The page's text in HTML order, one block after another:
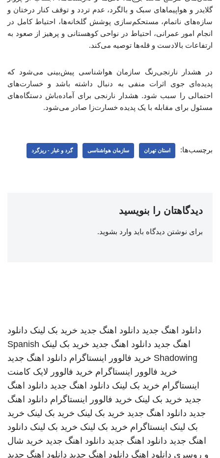
گلایدر و هواپیماهای سبک و بالگرد، عدم تردد و توقف کنار درختان و
سازه‌های ناتمام، مستحکم‌سازی پوشش گلخانه‌ها، احتیاط کامل در
انجام امور عمرانی، احتیاط در نواحی کوهستانی و پرهیز از صعود به
ارتفاعات بالادست و قله‌ها توصیه می‌کند.
در هشدار نارنجی‌رنگ سازمان هواشناسی پیش‌بینی می‌شود که
پدیده‌ای جوی اثرات منفی به دنبال داشته باشد و خسارت‌های
احتمالی را سبب شود. هشدار نارنجی برای آماده‌باش دستگاه‌های
مسئول برای مقابله با یک پدیده خسارت‌زا صادر می‌شود.
برچسب‌ها: استان تهران سازمان هواشناسی گرد و غبار - ریزگرد
دیدگاهتان را بنویسید
برای نوشتن دیدگاه باید وارد بشوید.
دانلود اهنگ جدید دانلود اهنگ جدید خرید بک لینک دانلود
اهنگ جدید دانلود اهنگ جدید خرید بک لینک Spanish
Shadowing خرید فالوور اینستاگرام دانلود اهنگ جدید
خرید فالوور اینستاگرام خرید فالوور لایک کامنت
اینستاگرام خرید بک لینک دانلود اهنگ جدید دانلود اهنگ
جدید خرید بک لینک خرید فالوور اینستاگرام دانلود اهنگ
جدید دانلود اهنگ جدید خرید بک لینک خرید بک لینک خرید
بک لینک اینستاگرام خرید بک لینک خرید بک لینک دانلود
اهنگ جدید دانلود اهنگ جدید دانلود اهنگ جدید خرید شال
و روسری دانلود اهنگ دانلود اهنگ جدید دانلود اهنگ جدید